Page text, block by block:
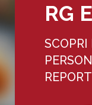
RG
SCOPRI